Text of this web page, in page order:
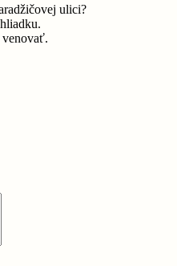
ulici?
venovať.